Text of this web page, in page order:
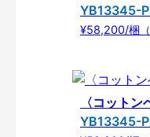
YB13345-
¥58,200/梱（
〈コットン
YB13345-